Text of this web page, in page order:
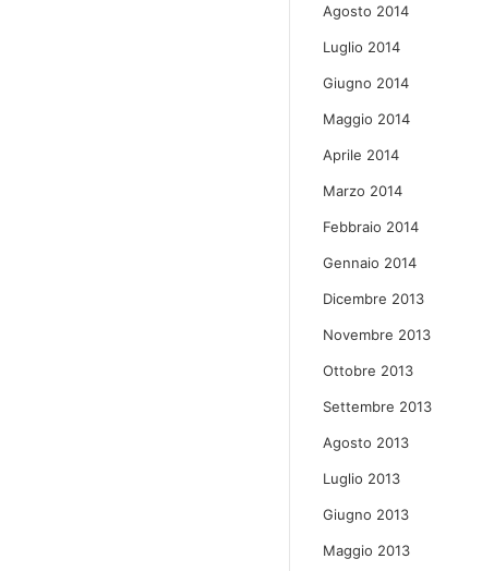
Agosto 2014
Luglio 2014
Giugno 2014
Maggio 2014
Aprile 2014
Marzo 2014
Febbraio 2014
Gennaio 2014
Dicembre 2013
Novembre 2013
Ottobre 2013
Settembre 2013
Agosto 2013
Luglio 2013
Giugno 2013
Maggio 2013